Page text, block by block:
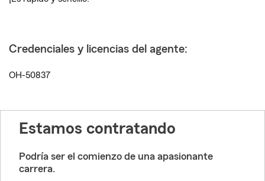
Credenciales y licencias del agente:
OH-50837
Estamos contratando
Podría ser el comienzo de una apasionante
carrera.